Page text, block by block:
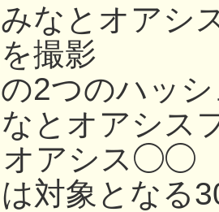
なとオアシ
撮影
2つのハッ
とオアシス
オアシス◯◯
象となる